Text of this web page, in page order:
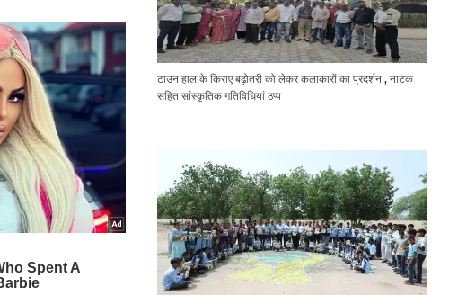
टाउन हाल के किराए बढ़ोतरी को लेकर कलाकारों का प्रदर्शन , नाटक
सहित सांस्कृतिक गतिविधियां ठप्प